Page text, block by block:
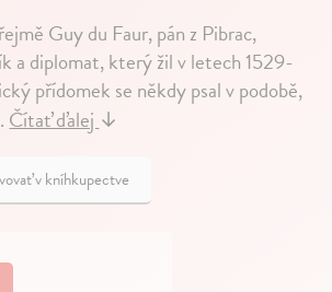
Guy du Faur, pán z Pibrac,
a diplomat, který žil v letech 1529-
přídomek se někdy psal v podobě,
Čítať ďalej ↓
v kníhkupectve